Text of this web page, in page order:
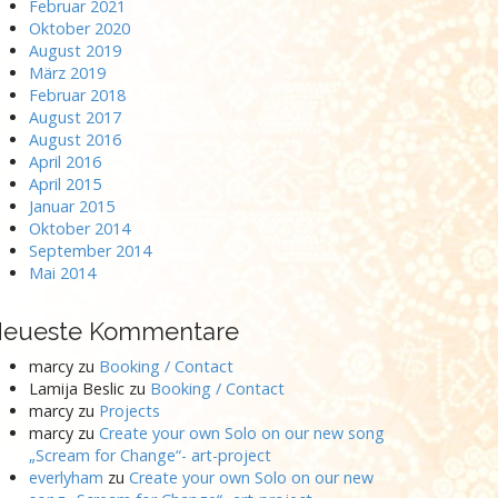
Februar 2021
Oktober 2020
August 2019
März 2019
Februar 2018
August 2017
August 2016
April 2016
April 2015
Januar 2015
Oktober 2014
September 2014
Mai 2014
Kommentare
marcy zu Booking / Contact
Lamija Beslic zu Booking / Contact
marcy zu Projects
marcy zu Create your own Solo on our new song
„Scream for Change“- art-project
everlyham zu Create your own Solo on our new